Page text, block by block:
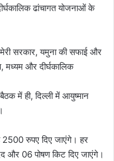
ढांचागत योजनाओं के
सरकार, यमुना की सफाई और
मध्यम और दीर्घकालिक
में ही, दिल्ली में आयुष्मान
2500 रुपए दिए जाएंगे। हर
और 06 पोषण किट दिए जाएंगे।